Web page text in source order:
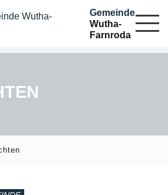
Gemeinde
Wutha-
Farnroda